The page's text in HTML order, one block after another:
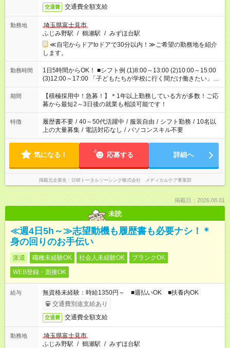
交通費 交通費全額支給
勤務地
埼玉県富士見市
ふじみ野駅 / 鶴瀬駅 / みずほ台駅
≪自宅からドアtoドアで30分以内！≫ご希望の勤務地を紹介
します。
勤務時間
1日5時間からOK！ ■シフト例 (1)8:00～13:00 (2)10:00～15:00
(3)12:00～17:00 「子どもたちが学校に行く間だけ働きたい」
「余裕を持って夕飯の準備がしたい」 「午前中は働いて、午後
はプライベートの時間にしたい」 など、ご希望を教えてくださ
いね。 ※Wワーク希望の方へ 今ご覧のお仕事で希望する勤務時
間と、もう1つのお仕事の勤務時間。 合計で週40時間を超える
場合は応募できません。
期間
【積極採用中！急募！】＊1年以上勤務している方が多数！ご応
募から最短2～3日後の就業も相談可能です！
特徴 履歴書不要 / 40～50代活躍中 / 服装自由 / シフト勤務 / 10名以
上の大量募集 / 電話対応なし / パソコンスキル不要
気になる！ 応募する 詳細へ
掲載元企業名 日研トータルソーシング株式会社 メディカルケア事業部
掲載日：2026.08.01
未読
≪週4日5h～≫志望動機も履歴書も必要ナシ！＊
身の回りのお手伝い
派遣 職種未経験OK 社会人未経験OK
ブランクOK
WEB登録・面接OK
給与
無資格未経験：時給1350円～ ■週払いOK ■扶養内OK
交通費別途支給あり
交通費 交通費全額支給
勤務地
埼玉県富士見市
ふじみ野駅 / 鶴瀬駅 / みずほ台駅